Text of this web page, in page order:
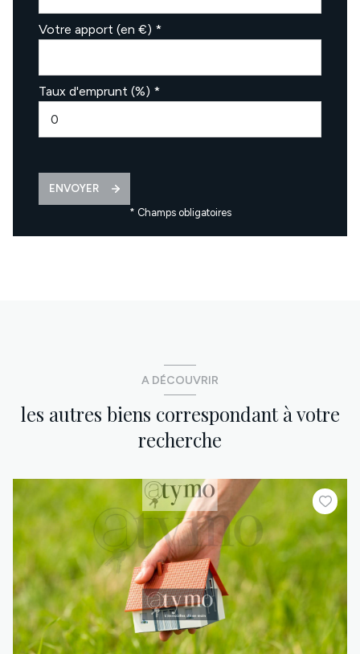
Votre apport (en €) *
Taux d'emprunt (%) *
ENVOYER
* Champs obligatoires
A DÉCOUVRIR
les autres biens correspondant à votre
recherche